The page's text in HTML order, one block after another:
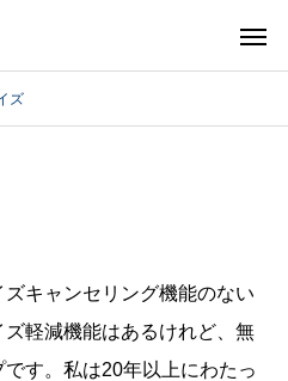
ズ
キャンセリング機能のない
軽減機能はあるけれど、無
す。私は20年以上にわたっ